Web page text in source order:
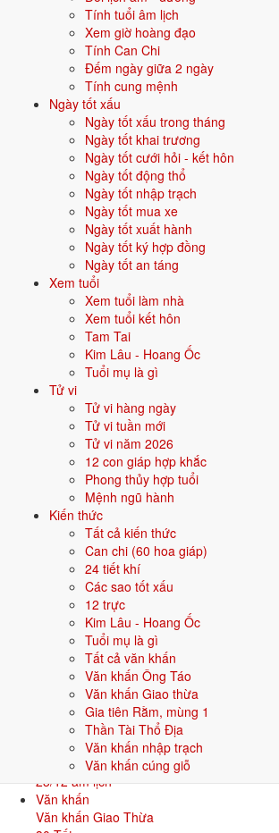
Tính tuổi âm lịch
Xem giờ hoàng đạo
Tính Can Chi
Đếm ngày giữa 2 ngày
Tính cung mệnh
Ngày tốt xấu
Ngày tốt xấu trong tháng
Ngày tốt khai trương
Ngày tốt cưới hỏi - kết hôn
Ngày tốt động thổ
Ngày tốt nhập trạch
Ngày tốt mua xe
Ngày tốt xuất hành
Ngày tốt ký hợp đồng
Ngày tốt an táng
Xem tuổi
Xem tuổi làm nhà
Xem tuổi kết hôn
Tam Tai
Kim Lâu - Hoang Ốc
Tuổi mụ là gì
Tử vi
Tử vi hàng ngày
Tử vi tuần mới
Tử vi năm 2026
12 con giáp hợp khắc
Phong thủy hợp tuổi
Mệnh ngũ hành
Kiến thức
Tất cả kiến thức
Can chi (60 hoa giáp)
24 tiết khí
Các sao tốt xấu
12 trực
Kim Lâu - Hoang Ốc
Tuổi mụ là gì
Tất cả văn khấn
Văn khấn Ông Táo
Văn khấn Giao thừa
Gia tiên Rằm, mùng 1
Thần Tài Thổ Địa
Văn khấn nhập trạch
Văn khấn cúng giỗ
Nam mô A Di Đà Phật!
Cúng Thôi Nôi cần lưu
Thôi nôi là lễ vui, gia đình thường mời đông đủ
Sau lễ cúng Mụ thì khấn gia tiên, rồi mới
Giữ không khí vui vẻ, ấm cúng suốt buổi lễ.
Không nên ép bé phải chọn đúng ý người
văn khấn cúng đầy tháng
Thôi nôi khép lại năm đầu đời đầy kỷ niệm, mở
Nghi thức bốc đồ tuy chỉ mang tính vui, nhưng
văn khấn cúng đầy tháng
Có thể dùng thêmcông cụ tính tuổi âm lịch
Nội dung tham khảo theo văn khấn cổ truyền
đôi chút theo phong tục từng vùng miền.
Câu hỏi thường gặp về văn
Nghi thức bốc đồ có ý nghĩa gì?
Đây là nghi thức vui, cho bé chọn 1 trong nhiều
này dự đoán vui về sở thích, thiên hướng sau
Thôi nôi và sinh nhật 1 tuổi có phải là một
Mâm đồ bốc cần chuẩn bị những gì?
Bé bốc trúng đồ không như mong muốn có sao
Có bắt buộc mời đông người đến dự thôi nôi
Văn khấn khác
Văn khấn
Văn khấn cúng đầy tháng
Bé tròn 1 tháng
Văn khấn
Văn khấn Ông Táo
23/12 âm lịch
Văn khấn
Văn khấn Giao Thừa